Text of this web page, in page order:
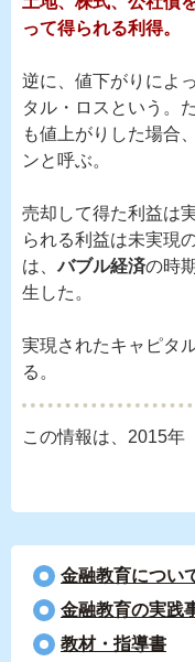
って得られる利得。
逆に、値下がりによ
タル・ロスという。
も値上がりした場合
ンと呼ぶ。
売却して得た利益は
られる利益は未実現
は、バブル経済の時
生した。
実現されたキャピタ
る。
この情報は、2015年
金融教育につい
⾦融教育の実践
教材・指導書